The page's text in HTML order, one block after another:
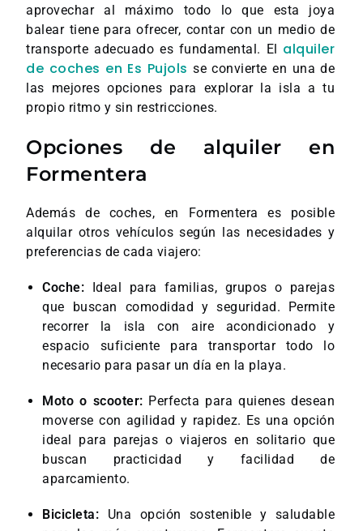
aprovechar al máximo todo lo que esta joya
balear tiene para ofrecer, contar con un medio de
transporte adecuado es fundamental. El alquiler
de coches en Es Pujols se convierte en una de
las mejores opciones para explorar la isla a tu
propio ritmo y sin restricciones.
Opciones de alquiler en
Formentera
Además de coches, en Formentera es posible
alquilar otros vehículos según las necesidades y
preferencias de cada viajero:
Coche: Ideal para familias, grupos o parejas
que buscan comodidad y seguridad. Permite
recorrer la isla con aire acondicionado y
espacio suficiente para transportar todo lo
necesario para pasar un día en la playa.
Moto o scooter: Perfecta para quienes desean
moverse con agilidad y rapidez. Es una opción
ideal para parejas o viajeros en solitario que
buscan practicidad y facilidad de
aparcamiento.
Bicicleta: Una opción sostenible y saludable